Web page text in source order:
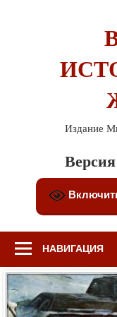
Издание
НАВИГАЦИЯ